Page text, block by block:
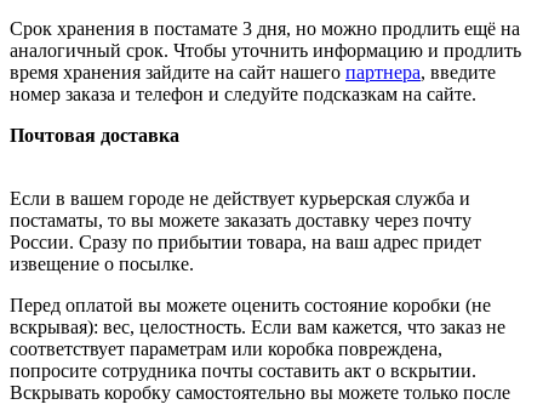
Срок хранения в постамате 3 дня, но можно продлить ещё на
аналогичный срок. Чтобы уточнить информацию и продлить
время хранения зайдите на сайт нашего партнера, введите
номер заказа и телефон и следуйте подсказкам на сайте.
Почтовая доставка
Если в вашем городе не действует курьерская служба и
постаматы, то вы можете заказать доставку через почту
России. Сразу по прибытии товара, на ваш адрес придет
извещение о посылке.
Перед оплатой вы можете оценить состояние коробки (не
вскрывая): вес, целостность. Если вам кажется, что заказ не
соответствует параметрам или коробка повреждена,
попросите сотрудника почты составить акт о вскрытии.
Вскрывать коробку самостоятельно вы можете только после